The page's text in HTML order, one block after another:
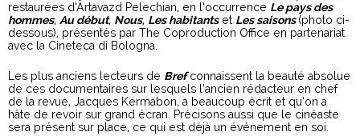
restaurées d’Artavazd Pelechian, en l’occurrence Le pays des
hommes, Au début, Nous, Les habitantset Les saisons(photo ci-
dessous), présentés par The Coproduction Office en partenariat
avec la Cineteca di Bologna.
Les plus anciens lecteurs de Brefconnaissent la beauté absolue
de ces documentaires sur lesquels l’ancien rédacteur en chef
de la revue, Jacques Kermabon, a beaucoup écrit et qu’on a
hâte de revoir sur grand écran. Précisons aussi que le cinéaste
sera présent sur place, ce qui est déjà un événement en soi.